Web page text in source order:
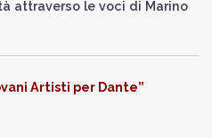
attraverso le voci di Marino
Artisti per Dante”